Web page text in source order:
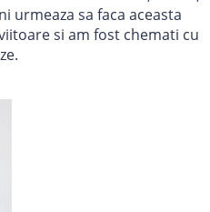
urmeaza sa faca aceasta
si am fost chemati cu